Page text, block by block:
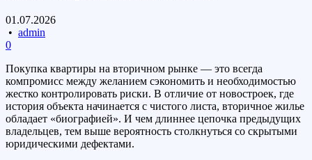
01.07.2026
• admin
0
Покупка квартиры на вторичном рынке — это всегда
компромисс между желанием сэкономить и необходимостью
жестко контролировать риски. В отличие от новостроек, где
история объекта начинается с чистого листа, вторичное жилье
обладает «биографией». И чем длиннее цепочка предыдущих
владельцев, тем выше вероятность столкнуться со скрытыми
юридическими дефектами.